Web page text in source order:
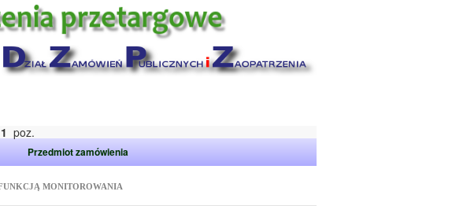
1 poz.
Przedmiot zamówienia
MONITOROWANIA